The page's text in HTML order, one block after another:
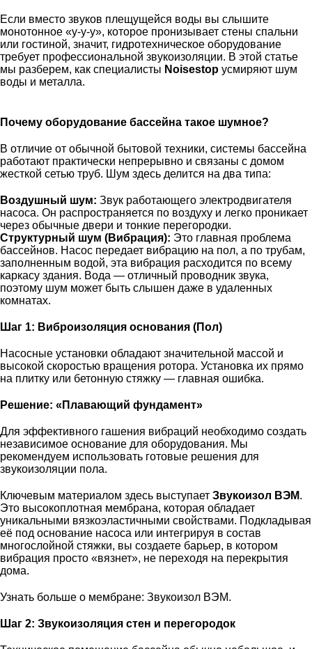
Если вместо звуков плещущейся воды вы слышите
монотонное «у-у-у», которое пронизывает стены спальни
или гостиной, значит, гидротехническое оборудование
требует профессиональной звукоизоляции. В этой статье
мы разберем, как специалисты Noisestop усмиряют шум
воды и металла.
Почему оборудование бассейна такое шумное?
В отличие от обычной бытовой техники, системы бассейна
работают практически непрерывно и связаны с домом
жесткой сетью труб. Шум здесь делится на два типа:
Воздушный шум: Звук работающего электродвигателя
насоса. Он распространяется по воздуху и легко проникает
через обычные двери и тонкие перегородки.
Структурный шум (Вибрация): Это главная проблема
бассейнов. Насос передает вибрацию на пол, а по трубам,
заполненным водой, эта вибрация расходится по всему
каркасу здания. Вода — отличный проводник звука,
поэтому шум может быть слышен даже в удаленных
комнатах.
Шаг 1: Виброизоляция основания (Пол)
Насосные установки обладают значительной массой и
высокой скоростью вращения ротора. Установка их прямо
на плитку или бетонную стяжку — главная ошибка.
Решение: «Плавающий фундамент»
Для эффективного гашения вибраций необходимо создать
независимое основание для оборудования. Мы
рекомендуем использовать готовые решения для
звукоизоляции пола.
Ключевым материалом здесь выступает Звукоизол ВЭМ.
Это высокоплотная мембрана, которая обладает
уникальными вязкоэластичными свойствами. Подкладывая
её под основание насоса или интегрируя в состав
многослойной стяжки, вы создаете барьер, в котором
вибрация просто «вязнет», не переходя на перекрытия
дома.
Узнать больше о мембране: Звукоизол ВЭМ.
Шаг 2: Звукоизоляция стен и перегородок